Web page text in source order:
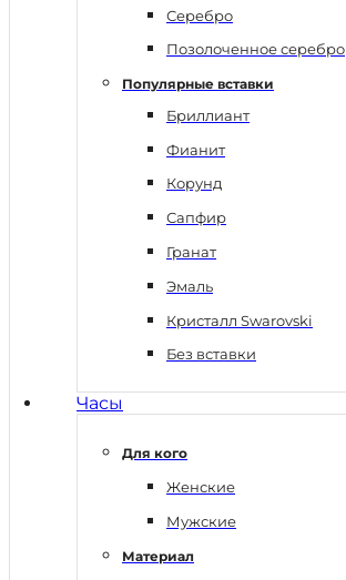
Серебро
Позолоченное серебро
Популярные вставки
Бриллиант
Фианит
Корунд
Сапфир
Гранат
Эмаль
Кристалл Swarovski
Без вставки
Часы
Для кого
Женские
Мужские
Материал